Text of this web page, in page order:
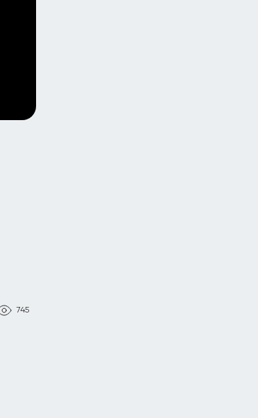
745